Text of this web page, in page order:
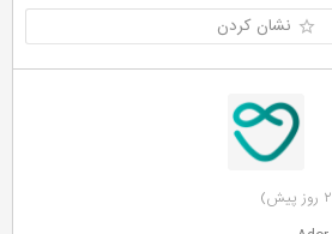
نشان کردن